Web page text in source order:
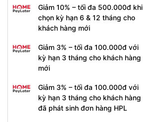
Giảm 10% – tối đa 500.000đ khi
chọn kỳ hạn 6 & 12 tháng cho
khách hàng mới
Giảm 3% – tối đa 100.000đ với
kỳ hạn 3 tháng cho khách hàng
mới
Giảm 3% – tối đa 100.000đ với
kỳ hạn 3 tháng cho khách hàng
đã phát sinh đơn hàng HPL